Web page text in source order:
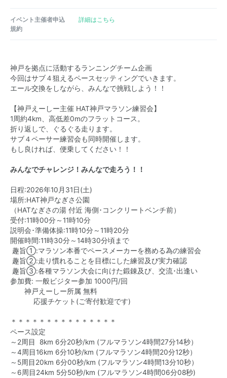
イベント主催者申込
規約
詳細はこちら
神戸を拠点に活動するランニングチーム企画
今回はサブ４狙えるペースセッティングでいきます。
エール交換をしながら、みんなで挑戦しよう！！
【神戸えーしー主催 HAT神戸マラソン練習会】
1周約4km、高低差0mのフラットコース。
折り返しで、ぐるぐる走ります。
サブ４ペーサー練習会も同時開催します。
もし良ければ、便乗してください！！
みんなでチャレンジ！みんなで走ろう！！
日程:2026年10月31日(土)
場所:HAT神戸なぎさ公園
（HATなぎさの湯 付近 海側･コンクリートベンチ前）
受付:11時00分～11時10分
説明会･準備体操:11時10分～11時20分
開催時間:11時30分～14時30分頃まで
趣旨①:マラソン本番でペースメーカーを務める為の練習会
趣旨②:走り慣れることを目標にした練習及び実力確認
趣旨③:各種マラソン大会に向けた鍛錬及び、交流･出逢い
参加費: 一般ビジター参加 1000円/回
神戸えーしー所属 無料
応援チケット(ご寄付歓迎です)
＊＊＊＊＊＊＊＊＊＊＊＊＊＊＊
ペース設定
～2周目 8km 6分20秒/km (フルマラソン4時間27分14秒）
～4周目16km 6分10秒/km (フルマラソン4時間20分12秒）
～5周目20km 6分00秒/km (フルマラソン4時間13分10秒）
～6周目24km 5分50秒/km (フルマラソン4時間06分08秒)